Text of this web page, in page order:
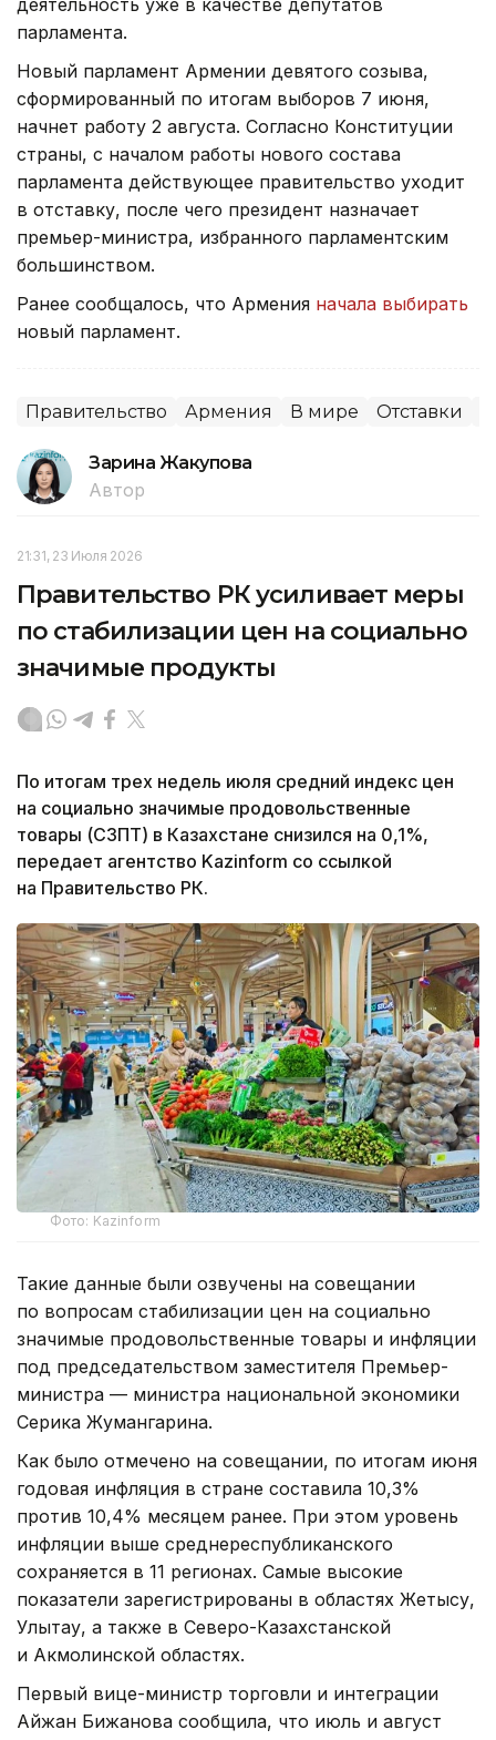
деятельность уже в качестве депутатов
парламента.
Новый парламент Армении девятого созыва,
сформированный по итогам выборов 7 июня,
начнет работу 2 августа. Согласно Конституции
страны, с началом работы нового состава
парламента действующее правительство уходит
в отставку, после чего президент назначает
премьер-министра, избранного парламентским
большинством.
Ранее сообщалось, что Армения начала выбирать
новый парламент.
Правительство Армения В мире Отставки
Зарина Жакупова
Автор
21:31, 23 Июля 2026
Правительство РК усиливает меры
по стабилизации цен на социально
значимые продукты
По итогам трех недель июля средний индекс цен
на социально значимые продовольственные
товары (СЗПТ) в Казахстане снизился на 0,1%,
передает агентство Kazinform со ссылкой
на Правительство РК.
Фото: Kazinform
Такие данные были озвучены на совещании
по вопросам стабилизации цен на социально
значимые продовольственные товары и инфляции
под председательством заместителя Премьер-
министра — министра национальной экономики
Серика Жумангарина.
Как было отмечено на совещании, по итогам июня
годовая инфляция в стране составила 10,3%
против 10,4% месяцем ранее. При этом уровень
инфляции выше среднереспубликанского
сохраняется в 11 регионах. Самые высокие
показатели зарегистрированы в областях Жетысу,
Улытау, а также в Северо-Казахстанской
и Акмолинской областях.
Первый вице-министр торговли и интеграции
Айжан Бижанова сообщила, что июль и август